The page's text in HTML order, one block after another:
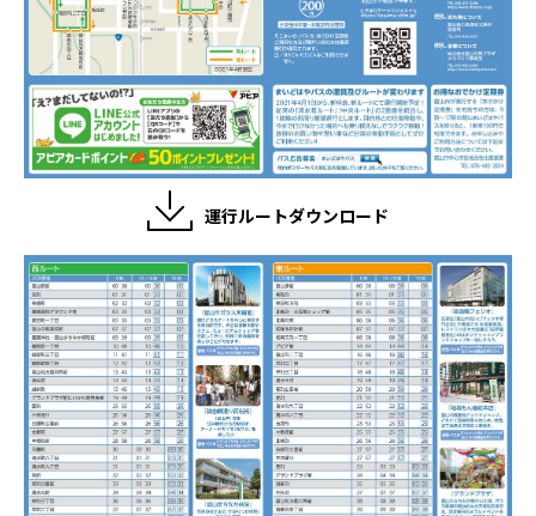
運行ルートダウンロード